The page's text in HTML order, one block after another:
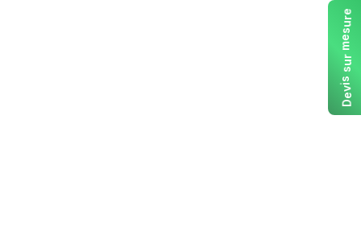
D
e
v
i
s
s
u
r
m
e
s
u
r
e